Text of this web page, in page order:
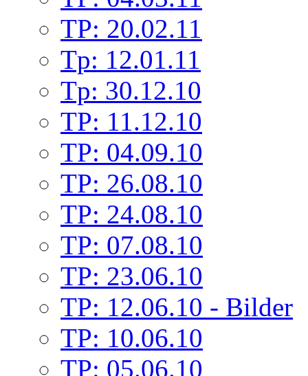
TP: 20.02.11
Tp: 12.01.11
Tp: 30.12.10
TP: 11.12.10
TP: 04.09.10
TP: 26.08.10
TP: 24.08.10
TP: 07.08.10
TP: 23.06.10
TP: 12.06.10 - Bilder
TP: 10.06.10
TP: 05.06.10